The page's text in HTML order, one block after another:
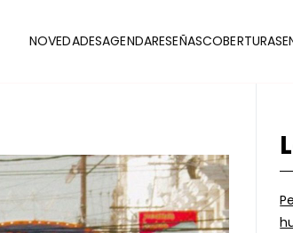
NOVEDADESAGENDARESEÑASCOBERTURAS